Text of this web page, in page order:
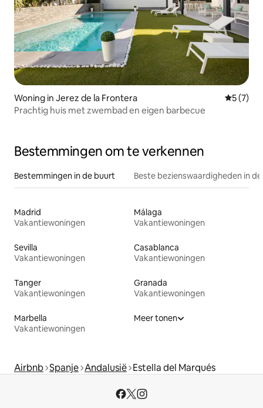
Woning in Jerez de la Frontera
5 (7)
Prachtig huis met zwembad en eigen barbecue
Bestemmingen om te verkennen
Bestemmingen in de buurt Beste bezienswaardigheden in
Madrid
Vakantiewoningen
Málaga
Vakantiewoningen
Sevilla
Vakantiewoningen
Casablanca
Vakantiewoningen
Tanger
Vakantiewoningen
Granada
Vakantiewoningen
Marbella
Vakantiewoningen
Meer tonen
Airbnb Spanje Andalusië Estella del Marqués